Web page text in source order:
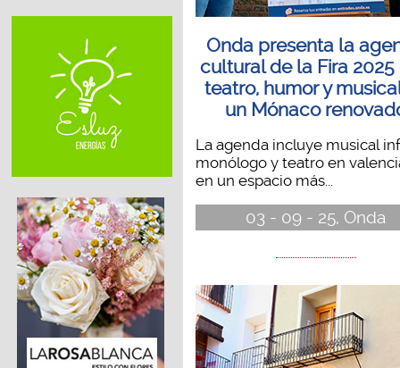
Onda presenta la
cultural de la Fira 2025
teatro, humor y
un Mónaco
La agenda incluye musical
monólogo y teatro en
en un espacio más...
03 - 09 - 25, Onda